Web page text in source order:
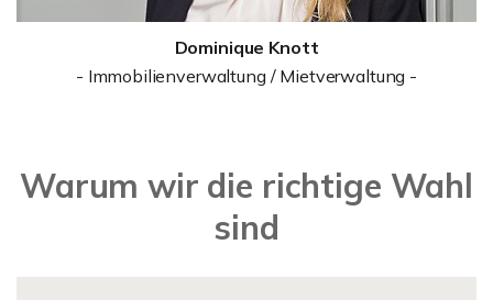
Dominique Knott
- Immobilienverwaltung / Mietverwaltung -
Warum wir die richtige Wahl
sind